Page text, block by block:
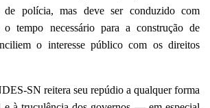
de polícia, mas deve ser conduzido com
tempo necessário para a construção de
o interesse público com os direitos
SN reitera seu repúdio a qualquer forma